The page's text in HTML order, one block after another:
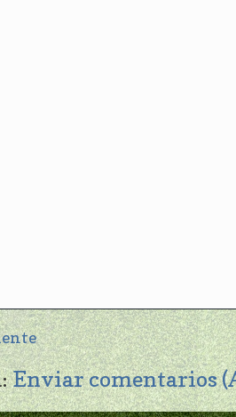
Enviar comentarios